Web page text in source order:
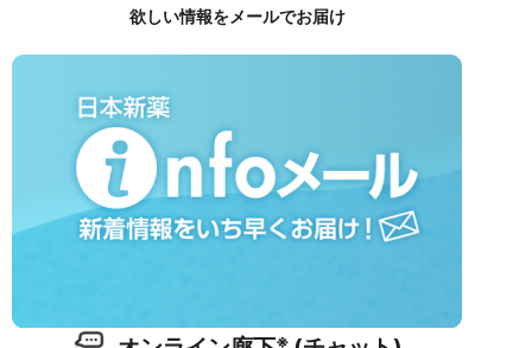
欲しい情報をメールでお届け
※